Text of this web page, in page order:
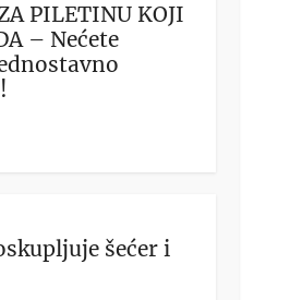
PILETINU KOJI
– Nećete
šećer i